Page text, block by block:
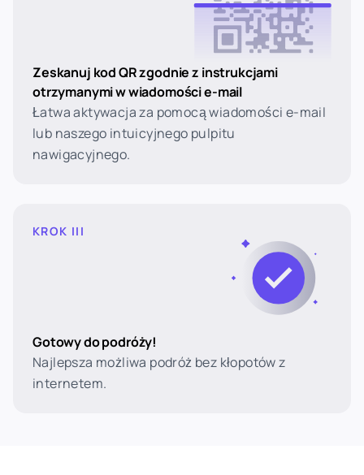
Zeskanuj kod QR zgodnie z instrukcjami
otrzymanymi w wiadomości e-mail
Łatwa aktywacja za pomocą wiadomości e-mail
lub naszego intuicyjnego pulpitu
nawigacyjnego.
KROK III
Gotowy do podróży!
Najlepsza możliwa podróż bez kłopotów z
internetem.